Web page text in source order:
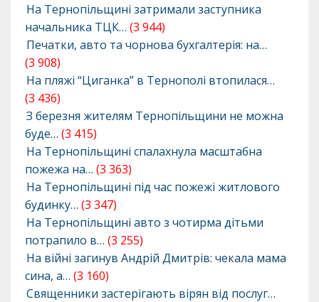
На Тернопільщині затримали заступника
начальника ТЦК… (3 944)
Печатки, авто та чорнова бухгалтерія: на…
(3 908)
На пляжі “Циганка” в Тернополі втопилася…
(3 436)
З березня жителям Тернопільщини не можна
буде… (3 415)
На Тернопільщині спалахнула масштабна
пожежа на… (3 363)
На Тернопільщині під час пожежі житлового
будинку… (3 347)
На Тернопільщині авто з чотирма дітьми
потрапило в… (3 255)
На війні загинув Андрій Дмитрів: чекала мама
сина, а… (3 160)
Священники застерігають вірян від послуг…